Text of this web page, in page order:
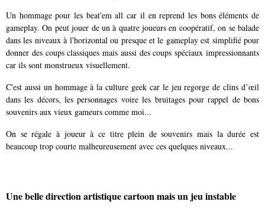
Un hommage pour les beat'em all car il en reprend les bons éléments de
gameplay. On peut jouer de un à quatre joueurs en coopératif, on se balade
dans les niveaux à l'horizontal ou presque et le gameplay est simplifié pour
donner des coups classiques mais aussi des coups spéciaux impressionnants
car ils sont monstrueux visuellement.
C'est aussi un hommage à la culture geek car le jeu regorge de clins d’œil
dans les décors, les personnages voire les bruitages pour rappel de bons
souvenirs aux vieux gameurs comme moi...
On se régale à joueur à ce titre plein de souvenirs mais la durée est
beaucoup trop courte malheureusement avec ces quelques niveaux...
Une belle direction artistique cartoon mais un jeu instable